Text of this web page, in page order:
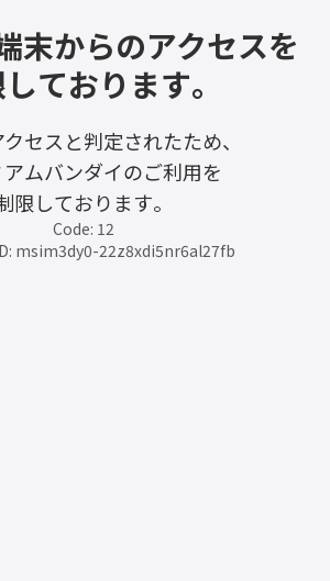
末からのアクセスを
ております。
セスと判定されたため、
ムバンダイのご利用を
限しております。
Code: 12
msim3dy0-22z8xdi5nr6al27fb